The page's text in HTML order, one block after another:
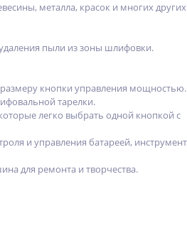
металла, красок и многих других
пыли из зоны шлифовки.
кнопки управления мощностью.
тарелки.
легко выбрать одной кнопкой с
и управления батареей,
для ремонта и творчества.